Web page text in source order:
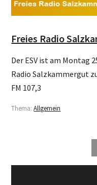
Freies Radio
Der ESV ist am Montag
Radio Salzkammergut
FM 107,3
Thema:Allgemein